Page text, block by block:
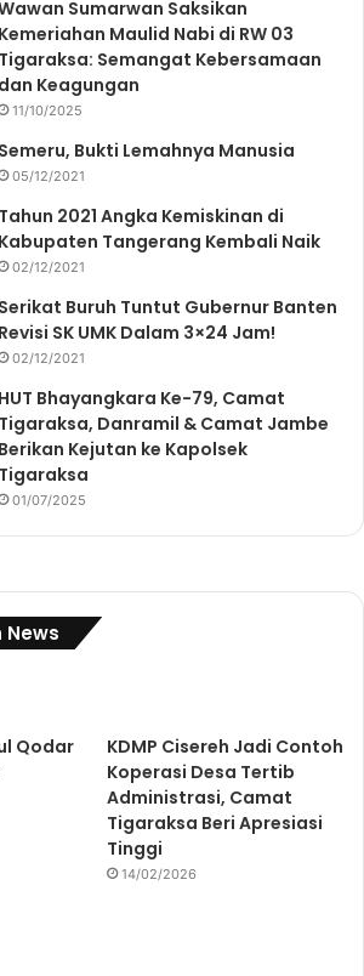
Sumarwan Saksikan
Kemeriahan Maulid Nabi di RW 03
Tigaraksa: Semangat Kebersamaan
dan Keagungan
11/10/2025
Semeru, Bukti Lemahnya Manusia
05/12/2021
Tahun 2021 Angka Kemiskinan di
Kabupaten Tangerang Kembali Naik
02/12/2021
Serikat Buruh Tuntut Gubernur Banten
Revisi SK UMK Dalam 3×24 Jam!
02/12/2021
HUT Bhayangkara Ke-79, Camat
Tigaraksa, Danramil & Camat Jambe
Berikan Kejutan ke Kapolsek
Tigaraksa
01/07/2025
News
Qodar
KDMP Cisereh Jadi Contoh
Koperasi Desa Tertib
Administrasi, Camat
Tigaraksa Beri Apresiasi
Tinggi
14/02/2026